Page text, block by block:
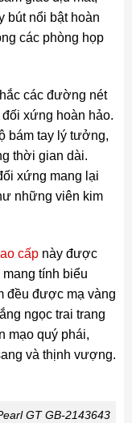
bút nổi bật hoàn
các phòng họp
các đường nét
xứng hoàn hảo.
bám tay lý tưởng,
thời gian dài.
xứng mang lại
những viên kim
cấpnày được
tính biểu
đều được mạ vàng
ngọc trai trang
mạo quý phái,
và thịnh vượng.
GT GB-2143643